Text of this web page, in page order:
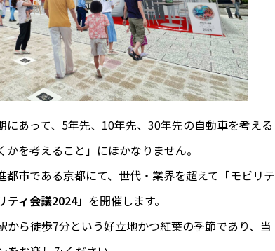
にあって、5年先、10年先、30年先の自動車を考える
を考えること」にほかなりません。
市である京都にて、世代・業界を超えて「モビリテ
ティ会議2024」 を開催します。
ら徒歩7分という好立地かつ紅葉の季節であり、当